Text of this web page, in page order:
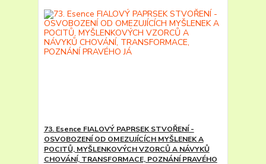
73. Esence FIALOVÝ PAPRSEK STVOŘENÍ -
OSVOBOZENÍ OD OMEZUJÍCÍCH MYŠLENEK A
POCITŮ, MYŠLENKOVÝCH VZORCŮ A NÁVYKŮ
CHOVÁNÍ, TRANSFORMACE, POZNÁNÍ PRAVÉHO